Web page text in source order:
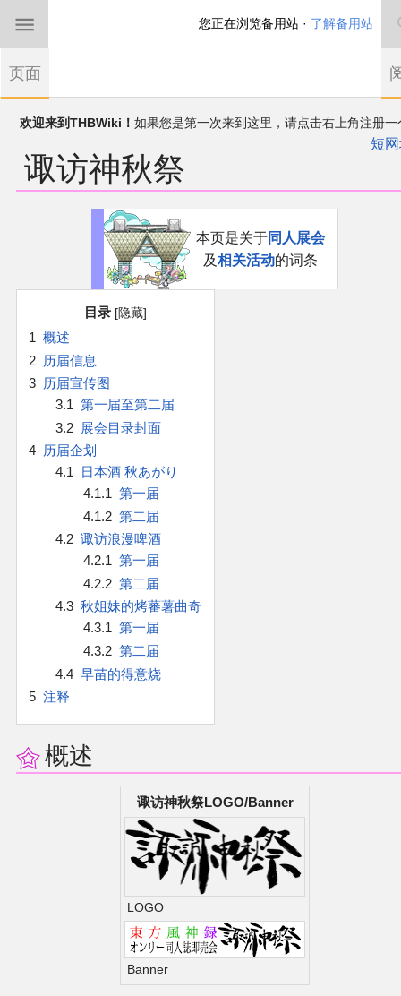
欢迎来到THBWiki！ 如果您是第一次来到这里，请点击右上角注册一
THBWiki以专业性和准确性为目标，如果你发现了任何确定的错误或
漏，可在登录后直接进行改正
短
诹访神秋祭
航
索
本页是关于同人展会
及相关活动的词条
目录
1 概述
2 历届信息
3 历届宣传图
3.1 第一届至第二届
3.2 展会目录封面
4 历届企划
4.1 日本酒 秋あがり
4.1.1 第一届
4.1.2 第二届
4.2 诹访浪漫啤酒
4.2.1 第一届
4.2.2 第二届
4.3 秋姐妹的烤蕃薯曲奇
4.3.1 第一届
4.3.2 第二届
4.4 早苗的得意烧
5 注释
概述
诹访神秋祭LOGO/Banner
LOGO
Banner
您正在浏览备用站 · 了解备用站
页面
首页
东方Project
东方同人规约
沙盒（建议使用）
加入我们
官方作品
官方游戏
官方角色
游戏攻略
东方相关活动
二次创作与活动